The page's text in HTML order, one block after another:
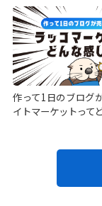
作って1日のブログ
イトマーケットって